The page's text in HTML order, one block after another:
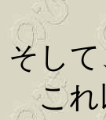
そして
これ